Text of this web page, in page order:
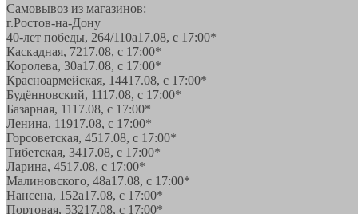
Самовывоз из магазинов:
г.Ростов-на-Дону
40-лет победы, 264/110а17.08, с 17:00*
Каскадная, 7217.08, с 17:00*
Королева, 30а17.08, с 17:00*
Красноармейская, 14417.08, с 17:00*
Будённовский, 1117.08, с 17:00*
Базарная, 1117.08, с 17:00*
Ленина, 11917.08, с 17:00*
Горсоветская, 4517.08, с 17:00*
Тибетская, 3417.08, с 17:00*
Ларина, 4517.08, с 17:00*
Малиновского, 48а17.08, с 17:00*
Нансена, 152а17.08, с 17:00*
Портовая, 53217.08, с 17:00*